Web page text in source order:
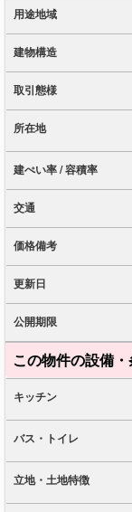
用途地域
建物構造
取引態様
所在地
建ぺい率 / 容積率
交通
価格備考
更新日
公開期限
この物件の設備
キッチン
バス・トイレ
立地・土地特徴